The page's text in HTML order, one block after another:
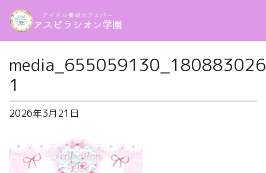
1
2026年3月21日